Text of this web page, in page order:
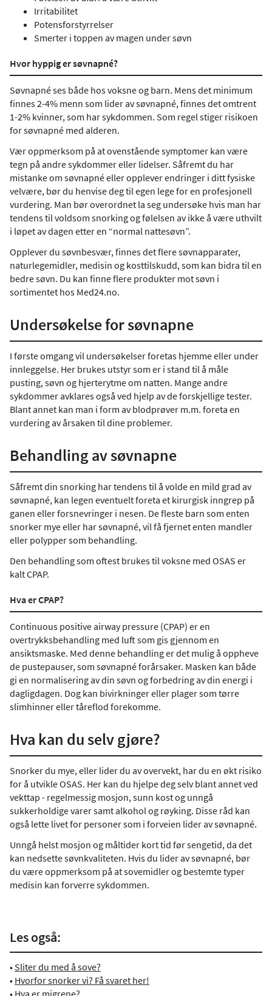
Irritabilitet
Potensforstyrrelser
Smerter i toppen av magen under søvn
Hvor hyppig er søvnapné?
Søvnapné ses både hos voksne og barn. Mens det minimum
finnes 2-4% menn som lider av søvnapné, finnes det omtrent
1-2% kvinner, som har sykdommen. Som regel stiger risikoen
for søvnapné med alderen.
Vær oppmerksom på at ovenstående symptomer kan være
tegn på andre sykdommer eller lidelser. Såfremt du har
mistanke om søvnapné eller opplever endringer i ditt fysiske
velvære, bør du henvise deg til egen lege for en profesjonell
vurdering. Man bør overordnet la seg undersøke hvis man har
tendens til voldsom snorking og følelsen av ikke å være uthvilt
i løpet av dagen etter en “normal nattesøvn”.
Opplever du søvnbesvær, finnes det flere søvnapparater,
naturlegemidler, medisin og kosttilskudd, som kan bidra til en
bedre søvn. Du kan finne flere produkter mot søvn i
sortimentet hos Med24.no.
Undersøkelse for søvnapne
I første omgang vil undersøkelser foretas hjemme eller under
innleggelse. Her brukes utstyr som er i stand til å måle
pusting, søvn og hjerterytme om natten. Mange andre
sykdommer avklares også ved hjelp av de forskjellige tester.
Blant annet kan man i form av blodprøver m.m. foreta en
vurdering av årsaken til dine problemer.
Behandling av søvnapne
Såfremt din snorking har tendens til å volde en mild grad av
søvnapné, kan legen eventuelt foreta et kirurgisk inngrep på
ganen eller forsnevringer i nesen. De fleste barn som enten
snorker mye eller har søvnapné, vil få fjernet enten mandler
eller polypper som behandling.
Den behandling som oftest brukes til voksne med OSAS er
kalt CPAP.
Hva er CPAP?
Continuous positive airway pressure (CPAP) er en
overtrykksbehandling med luft som gis gjennom en
ansiktsmaske. Med denne behandling er det mulig å oppheve
de pustepauser, som søvnapné forårsaker. Masken kan både
gi en normalisering av din søvn og forbedring av din energi i
dagligdagen. Dog kan bivirkninger eller plager som tørre
slimhinner eller tåreflod forekomme.
Hva kan du selv gjøre?
Snorker du mye, eller lider du av overvekt, har du en økt risiko
for å utvikle OSAS. Her kan du hjelpe deg selv blant annet ved
vekttap - regelmessig mosjon, sunn kost og unngå
sukkerholdige varer samt alkohol og røyking. Disse råd kan
også lette livet for personer som i forveien lider av søvnapné.
Unngå helst mosjon og måltider kort tid før sengetid, da det
kan nedsette søvnkvaliteten. Hvis du lider av søvnapné, bør
du være oppmerksom på at sovemidler og bestemte typer
medisin kan forverre sykdommen.
Les også:
• Sliter du med å sove?
• Hvorfor snorker vi? Få svaret her!